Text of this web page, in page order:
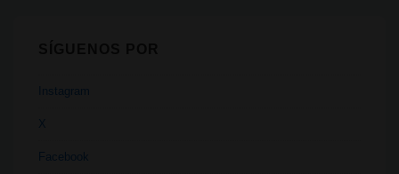
Instagram
X
Facebook